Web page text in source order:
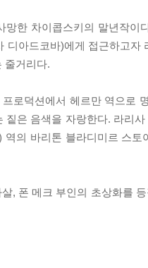
망한 차이콥스키의 말년작
아드코바)에게 접근하고
줄거리다.
로덕션에서 헤르만 역으로
은 음색을 자랑한다. 라리
의 바리톤 블라디미르 스
, 폰 메크 부인의 초상화를